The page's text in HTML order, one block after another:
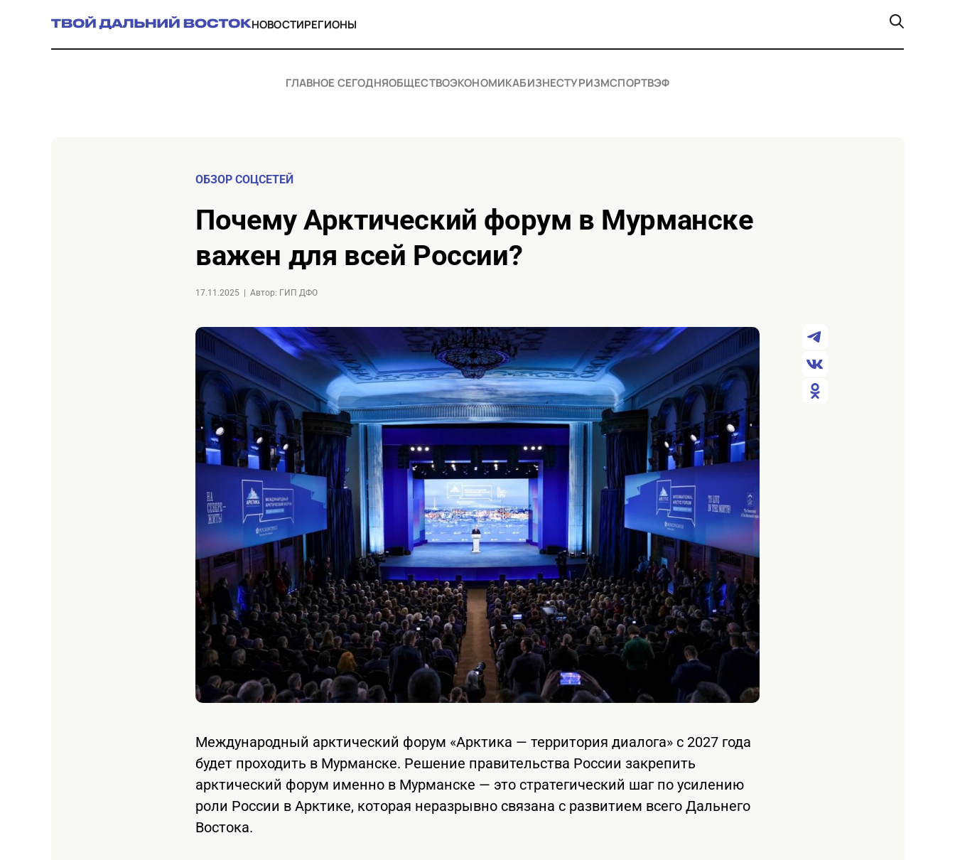
НОВОСТИРЕГИОНЫ
ГЛАВНОЕ СЕГОДНЯОБЩЕСТВОЭКОНОМИКАБИЗНЕСТУРИЗМСПОРТВЭФ
ОБЗОР СОЦСЕТЕЙ
Почему Арктический форум в Мурманске
важен для всей России?
17.11.2025 | Автор: ГИП ДФО
Международный арктический форум «Арктика — территория диалога» с 2027 года
будет проходить в Мурманске. Решение правительства России закрепить
арктический форум именно в Мурманске — это стратегический шаг по усилению
роли России в Арктике, которая неразрывно связана с развитием всего Дальнего
Востока.